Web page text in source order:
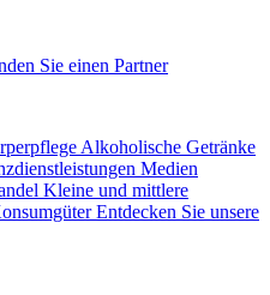
Sie einen Partner
Alkoholische Getränke
Medien
Kleine und mittlere
Entdecken Sie unsere